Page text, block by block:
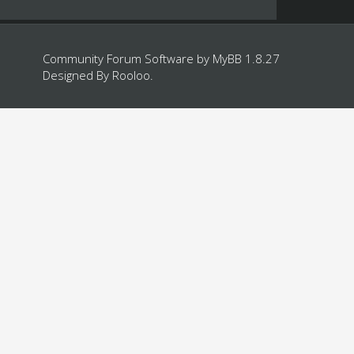
Community Forum Software by MyBB 1.8.27
Designed By Rooloo.